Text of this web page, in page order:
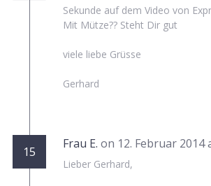
Sekunde auf dem Video von
Mit Mütze?? Steht Dir gut
viele liebe Grüsse
Gerhard
15
Frau E. on 12. Februar 2014
Lieber Gerhard,